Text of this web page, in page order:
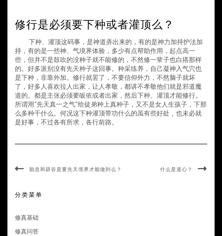
修行是必须要下种或者灌顶么？
下种、灌顶这码事，是神道弄出来的，有的是神力加持护法加
持，有的是一些神、气境界体验，多少有点帮助作用，起点高一
些，但并不是鼓吹的没种子就不能修的，不然修一辈子也白搭那样
的。好多派别没有先天种子这回事。种采练养，自己凝神入气穴也
是下种，非靠外加。修行就罢了，不要信仰外力，不然脑子就坏
了，好多人喜欢拉人出家，让人孝敬，都讲不孝敬他们就是邪道魔
道的。都是主张必须要皈依或者出家，然后下种、灌顶才能修行。
所谓用“先天真一之气”给徒弟种上真种子，又不是女人生孩子，下那
么多种干什么。何况这下种灌顶带功什么的虽有些好处，也未必就
是好事，不过各有所求，各行前路。
胎息和辟谷是要先天境界才能做到么？ 什么是道心？
分类菜单
修真基础
修真问答